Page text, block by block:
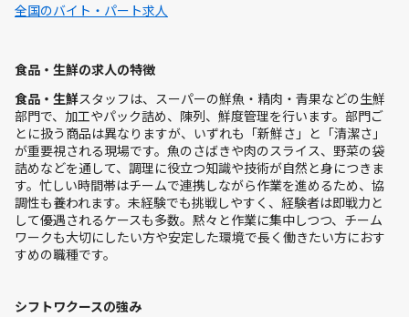
全国のバイト・パート求人
食品・生鮮の求人の特徴
食品・生鮮スタッフは、スーパーの鮮魚・精肉・青果などの生鮮
部門で、加工やパック詰め、陳列、鮮度管理を行います。部門ご
とに扱う商品は異なりますが、いずれも「新鮮さ」と「清潔さ」
が重要視される現場です。魚のさばきや肉のスライス、野菜の袋
詰めなどを通して、調理に役立つ知識や技術が自然と身につきま
す。忙しい時間帯はチームで連携しながら作業を進めるため、協
調性も養われます。未経験でも挑戦しやすく、経験者は即戦力と
して優遇されるケースも多数。黙々と作業に集中しつつ、チーム
ワークも大切にしたい方や安定した環境で長く働きたい方におす
すめの職種です。
シフトワクースの強み